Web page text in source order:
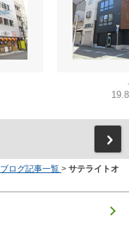
ブログ記事一覧 > サテライトオ